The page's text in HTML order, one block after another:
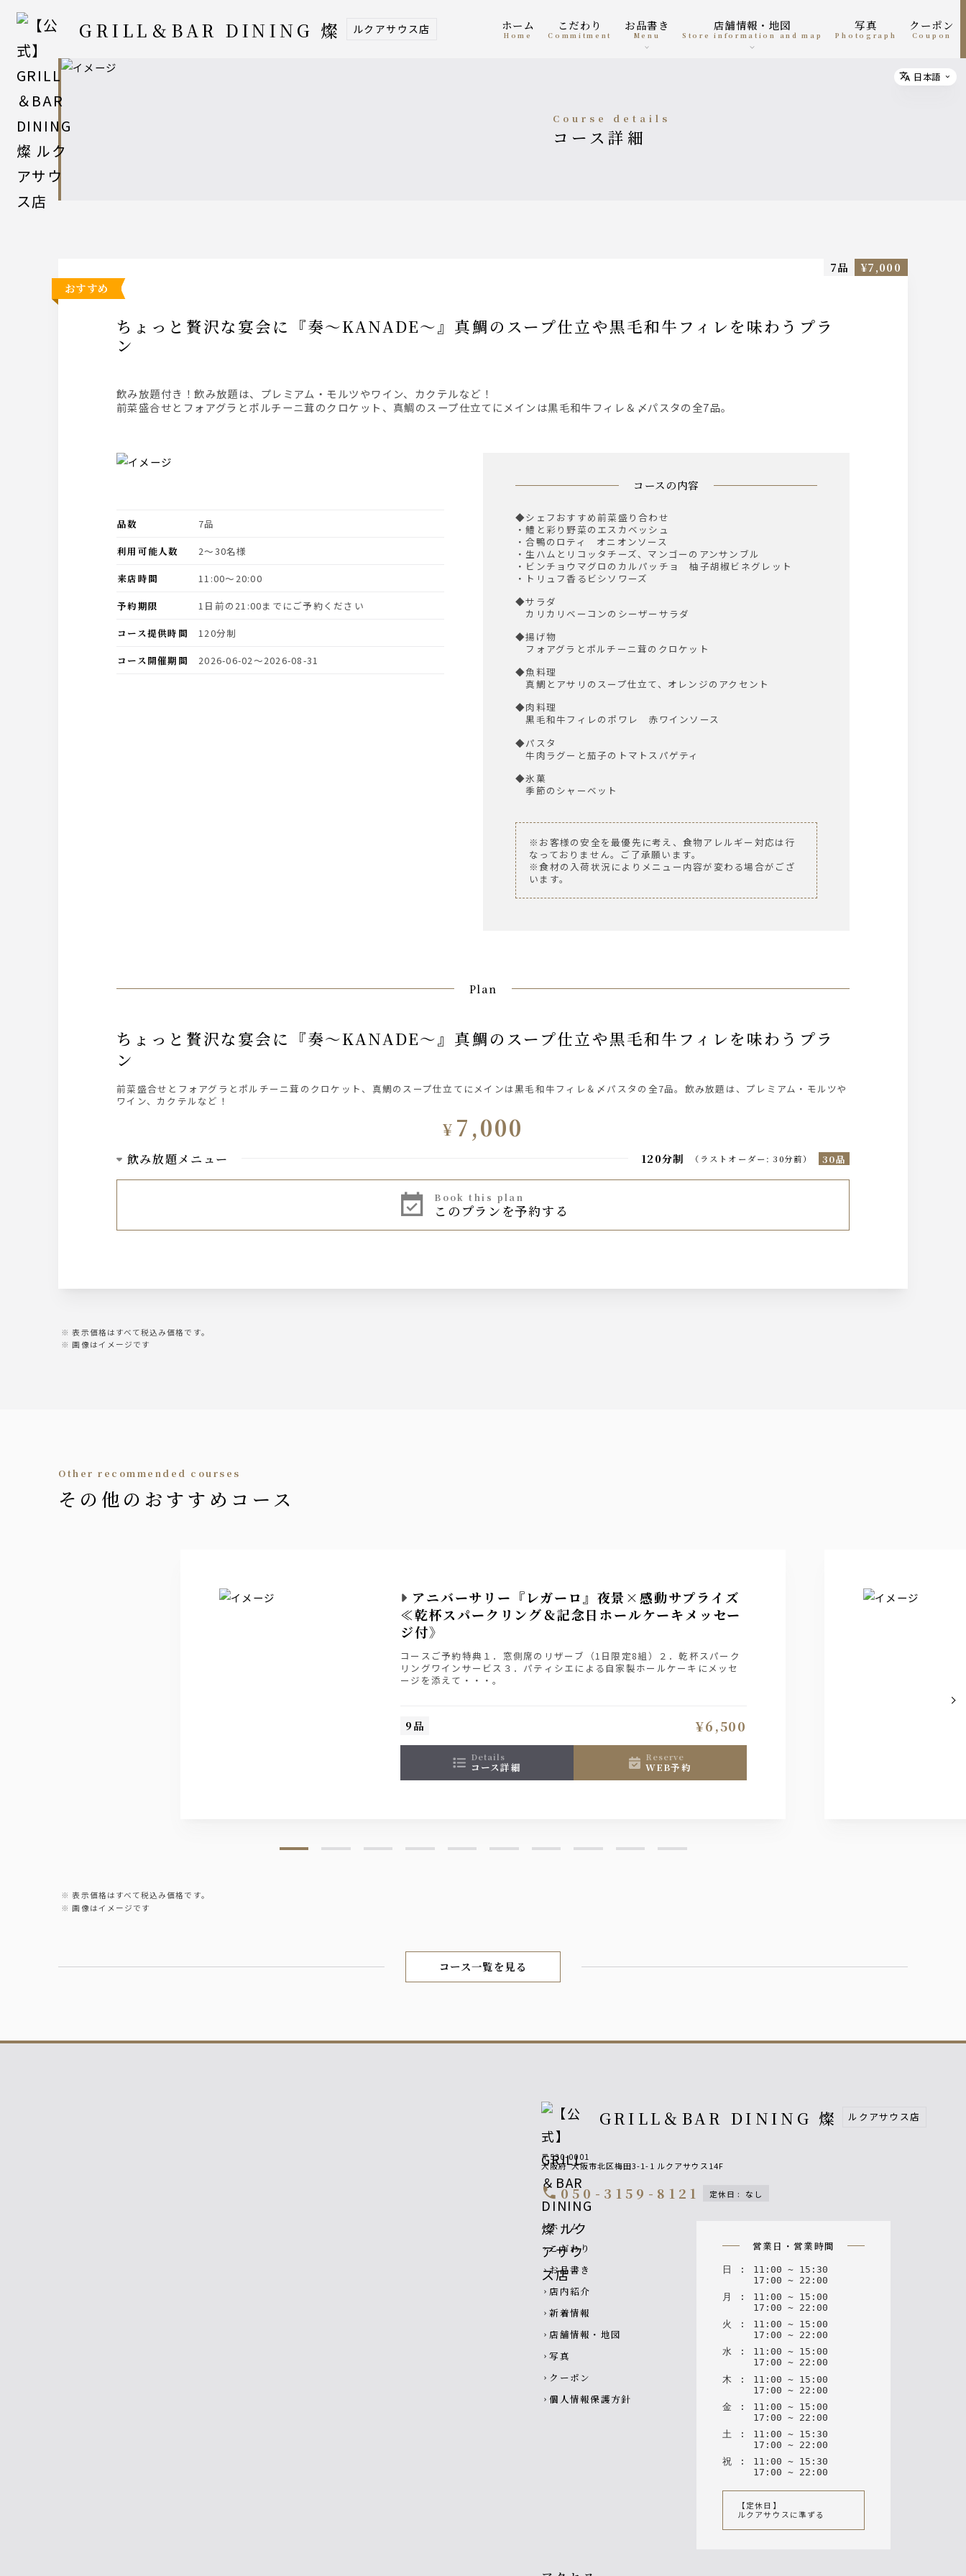
GRILL＆BAR DINING 燦 ルクアサウス店 ホーム
home
こだわり
Commitment
お品書き
menu
店舗情報・地図
Store information and map
写真
photograph
クーポン
coupon
course details
コース詳細
おすすめ
ちょっと贅沢な宴会に『奏～KANADE～』真鯛のスープ仕立や黒毛和牛フィレを味わうプラ
ン
飲み放題付き！飲み放題は、プレミアム・モルツやワイン、カクテルなど！
前菜盛合せとフォアグラとポルチーニ茸のクロケット、真鯛のスープ仕立てにメインは黒毛和牛フィレ＆〆パスタの全7品。
7品 ¥7,000
コースの内容
◆シェフおすすめ前菜盛り合わせ
・鱧と彩り野菜のエスカベッシュ
・合鴨のロティ オニオンソース
・生ハムとリコッタチーズ、マンゴーのアンサンブル
・ビンチョウマグロのカルパッチョ 柚子胡椒ビネグレット
・トリュフ香るビシソワーズ
◆サラダ
カリカリベーコンのシーザーサラダ
◆揚げ物
フォアグラとポルチーニ茸のクロケット
◆魚料理
真鯛とアサリのスープ仕立て、オレンジのアクセント
◆肉料理
黒毛和牛フィレのポワレ 赤ワインソース
◆パスタ
牛肉ラグーと茄子のトマトスパゲティ
◆氷菓
季節のシャーベット
※お客様の安全を最優先に考え、食物アレルギー対応は行
なっておりません。ご了承願います。
※食材の入荷状況によりメニュー内容が変わる場合がござ
います。
品数
7品
利用可能人数
2〜30名様
来店時間
11:00〜20:00
予約期限
1日前の21:00までにご予約ください
コース提供時間
120分制
コース開催期間
2026-06-02〜2026-08-31
Plan
ちょっと贅沢な宴会に『奏～KANADE～』真鯛のスープ仕立や黒毛和牛フィレを味わうプラ
ン
前菜盛合せとフォアグラとポルチーニ茸のクロケット、真鯛のスープ仕立てにメインは黒毛和牛フィレ＆〆パスタの全7品。飲み放題は、プレミアム・モルツや
ワイン、カクテルなど！
¥ 7,000
飲み放題メニュー 120分制 （ ラストオーダー: 30分前） 30品
・ジムビームハイボールなど4種類
・麦焼酎
book this plan
このプランを予約する
表示価格はすべて税込み価格です。
画像はイメージです
other recommended courses
その他のおすすめコース
アニバーサリー『レガーロ』夜景×感動サプライズ
≪乾杯スパークリング＆記念日ホールケーキメッセー
ジ付》
コースご予約特典１．窓側席のリザーブ（1日限定8組）２．乾杯スパーク
リングワインサービス３．パティシエによる自家製ホールケーキにメッセ
ージを添えて・・・。
9品 ¥6,500
details
コース詳細
reserve
WEB予約
表示価格はすべて税込み価格です。
画像はイメージです
コース一覧を見る
Select
日本語
GRILL＆BAR DINING 燦 ルクアサウス店
〒530-0001
大阪府 大阪市北区梅田3-1-1 ルクアサウス14F
call050-3159-8121 定休日 : なし
Footer navigation
chevron_right ホーム
chevron_right こだわり
chevron_right お品書き
chevron_right 店内紹介
chevron_right 新着情報
chevron_right 店舗情報・地図
chevron_right 写真
chevron_right クーポン
chevron_right 個人情報保護方針
営業日・営業時間
日 : 11 : 00 ~ 15 : 30
17 : 00 ~ 22 : 00
月
: 11 : 00 ~ 15 : 00
17 : 00 ~ 22 : 00
火
: 11 : 00 ~ 15 : 00
17 : 00 ~ 22 : 00
水 : 11 : 00 ~ 15 : 00
17 : 00 ~ 22 : 00
木
: 11 : 00 ~ 15 : 00
17 : 00 ~ 22 : 00
金
: 11 : 00 ~ 15 : 00
17 : 00 ~ 22 : 00
土
: 11 : 00 ~ 15 : 30
17 : 00 ~ 22 : 00
祝 : 11 : 00 ~ 15 : 30
17 : 00 ~ 22 : 00
【定休日】
ルクアサウスに準ずる